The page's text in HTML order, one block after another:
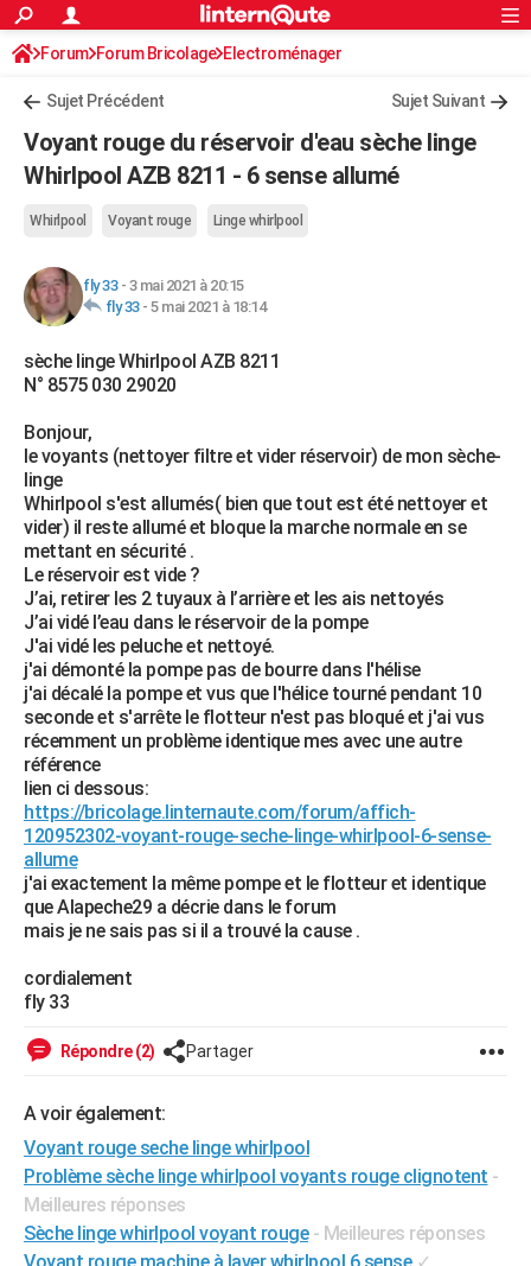
ACTUALITÉS
Politique
Société
Faits Divers
Education
Monde
Villes
+
Programme TV
TNTStreaming
Cinéma
Sorties cinéma
Musique
+FINANCE
Retraite
Impôts
Epargne
Immobilier
Risques naturels par ville
Banque
Assurance
Crédit
AUTO
Essais
Réserver un essai
Citadines
Berlines
SUV
Forum auto
HIGH-TECH
Mobiles
Meilleur smartphone
Internet
Ordinateurs
Jeux vidéo
Guide high-tech
+BRICOLAGE
Forum
Aménagement intérieur
Extérieur
Cuisine
Salle de bains
Jardinage
Rangement
WEEK-END
Art de vivre
Bien-être
Loisirs
Mode
Modes de vie
SANTE
Alimentation
Guide de la santé
Maladies
Médicaments
Sommeil
VOYAGE
Destinations
City break
Voyage nature
Voyage de noces
Forum
Climat
+PHOTO
GUIDES D'ACHAT
BONS PLANS
CARTE DE VOEUX
Carte de Noël
Carte Bonne année
Carte Saint-Valentin
Carte Pâques
Carte d'anniversaire
DICTIONNAIRE
Dictionnaire
Biographies
Citations
Expressions
Proverbes
PROGRAMME TV
COPAINS D'AVANT
S'inscrire
Se connecter
Lycées
Collèges
Primaires
Universités
Entreprises
Service militaire
Avis de recherche
AVIS DE DÉCÈS
FORUM
Bricolage
Lifestyle
Culture
Sport
Auto
Television
Voyage
Cinema
S'inscrire
Connexion
Forum Forum Bricolage Electroménager
Sujet Précédent Sujet Suivant
Voyant rouge du réservoir d'eau sèche linge
Whirlpool AZB 8211 - 6 sense allumé
Whirlpool Voyant rouge Linge whirlpool
fly 33- 3 mai 2021 à 20:15
fly 33- 5 mai 2021 à 18:14
sèche linge Whirlpool AZB 8211
N° 8575 030 29020
Bonjour,
le voyants (nettoyer filtre et vider réservoir) de mon sèche-
linge
Whirlpool s'est allumés( bien que tout est été nettoyer et
vider) il reste allumé et bloque la marche normale en se
mettant en sécurité .
Le réservoir est vide ?
J’ai, retirer les 2 tuyaux à l’arrière et les ais nettoyés
J’ai vidé l’eau dans le réservoir de la pompe
J'ai vidé les peluche et nettoyé.
j'ai démonté la pompe pas de bourre dans l'hélise
j'ai décalé la pompe et vus que l'hélice tourné pendant 10
seconde et s'arrête le flotteur n'est pas bloqué et j'ai vus
récemment un problème identique mes avec une autre
référence
lien ci dessous:
https://bricolage.linternaute.com/forum/affich-
120952302-voyant-rouge-seche-linge-whirlpool-6-sense-
allume
j'ai exactement la même pompe et le flotteur et identique
que Alapeche29 a décrie dans le forum
mais je ne sais pas si il a trouvé la cause .
cordialement
fly 33
Répondre (2) Partager
A voir également:
Voyant rouge seche linge whirlpool
Problème sèche linge whirlpool voyants rouge clignotent -
Meilleures réponses
Sèche linge whirlpool voyant rouge - Meilleures réponses